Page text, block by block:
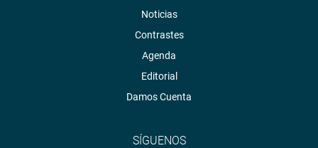
Noticias
Contrastes
Agenda
Editorial
Damos Cuenta
SÍGUENOS